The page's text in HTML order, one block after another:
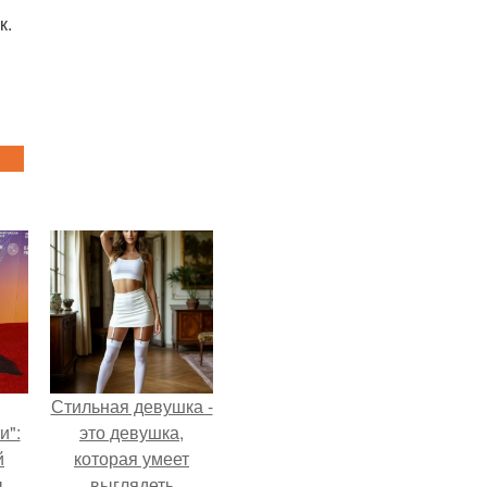
Стильная девушка -
это девушка,
которая умеет